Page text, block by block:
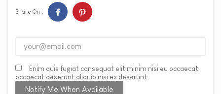
Share On :
Enim quis fugiat consequat elit minim nisi eu occaecat
occaecat deserunt aliquip nisi ex deserunt.
Notify Me When Available